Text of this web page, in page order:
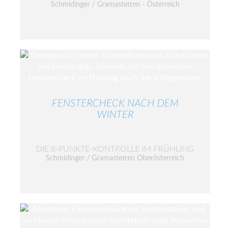
Schmidinger / Gramastetten - Österreich
FENSTERCHECK NACH DEM
WINTER
DIE 8-PUNKTE-KONTROLLE IM FRÜHLING
Schmidinger / Gramastetten Oberösterreich